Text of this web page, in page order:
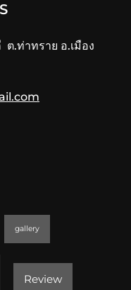
.ท่าทราย อ.เมือง
gallery
Review